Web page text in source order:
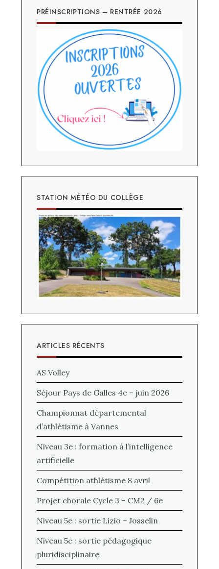
PRÉINSCRIPTIONS – RENTRÉE 2026
STATION MÉTÉO DU COLLÈGE
ARTICLES RÉCENTS
AS Volley
Séjour Pays de Galles 4e – juin 2026
Championnat départemental
d’athlétisme à Vannes
Niveau 3e : formation à l’intelligence
artificielle
Compétition athlétisme 8 avril
Projet chorale Cycle 3 – CM2 / 6e
Niveau 5e : sortie Lizio – Josselin
Niveau 5e : sortie pédagogique
pluridisciplinaire